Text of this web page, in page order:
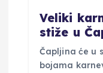
Veliki
stiže u
Čapljina će u
bojama